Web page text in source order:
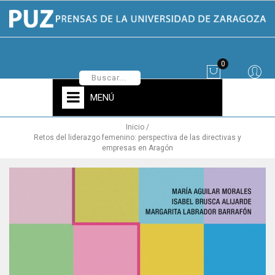
0
MENÚ
Inicio
Retos del liderazgo femenino: perspectiva de las directivas y
empresas en Aragón